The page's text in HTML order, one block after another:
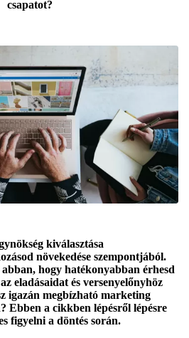
csapatot?
kiválasztása
növekedése szempontjából.
hogy hatékonyabban érhesd
eladásaidat és versenyelőnyhöz
igazán megbízható marketing
Ebben a cikkben lépésről lépésre
figyelni a döntés során.